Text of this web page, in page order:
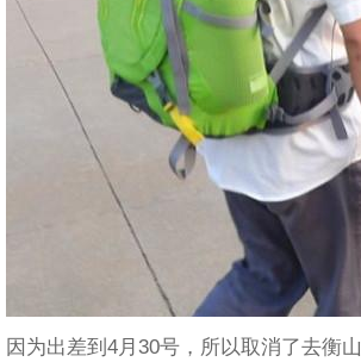
因为出差到4月30号，所以取消了去衡